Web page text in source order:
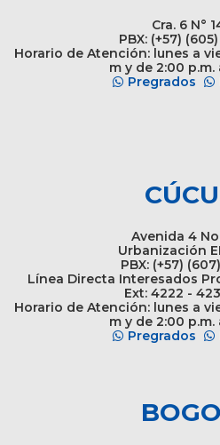
Cra. 6 N°
PBX: (+57)
Horario de Atención: lunes a
m y de 2:00 p.m.
Pregrados
Avenida 4
Urbanización
PBX: (+57)
Línea Directa Interesados
Ext: 4222 -
Horario de Atención: lunes a
m y de 2:00 p.m.
Pregrados